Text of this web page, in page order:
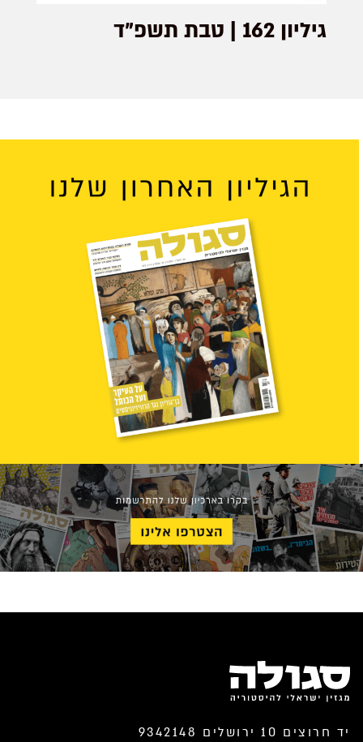
גיליון 162 | טבת תשפ"ד
יד חרוצים 10 ירושלים 9342148